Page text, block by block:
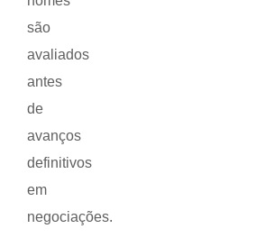
são
avaliados
antes
de
avanços
definitivos
em
negociações.